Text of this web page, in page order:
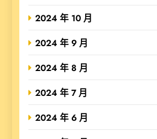
2024 年 10 月
2024 年 9 月
2024 年 8 月
2024 年 7 月
2024 年 6 月